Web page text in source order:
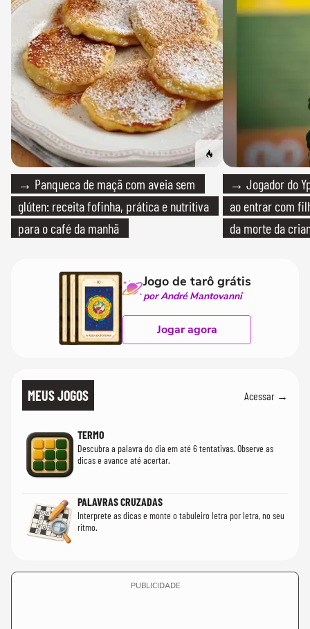
→ Panqueca de maçã com aveia sem
glúten: receita fofinha, prática e nutritiva
para o café da manhã
→ Jogador do
ao entrar com
da morte da
Jogo de tarô grátis
por André Mantovanni
Jogar agora
MEUS JOGOS Acessar →
TERMO
Descubra a palavra do dia em até 6 tentativas. Observe as
dicas e avance até acertar.
PALAVRAS CRUZADAS
Interprete as dicas e monte o tabuleiro letra por letra, no seu
ritmo.
PUBLICIDADE